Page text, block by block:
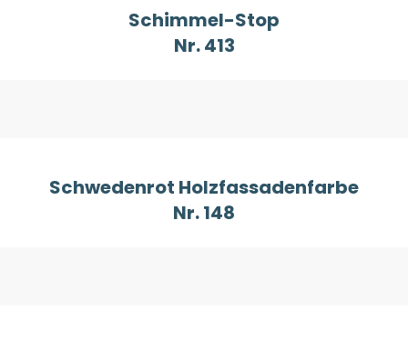
Schimmel-Stop
Nr. 413
Schwedenrot Holzfassadenfarbe
Nr. 148